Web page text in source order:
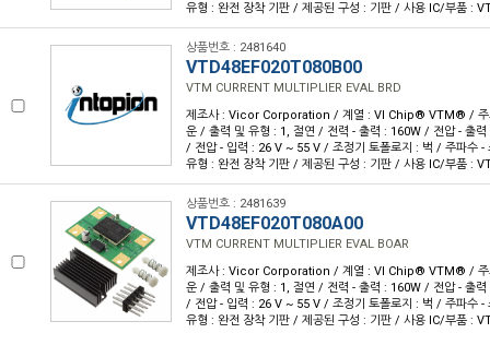
유형 : 완전 장착 기판 / 제공된 구성 : 기판 / 사용 IC/부품 :
상품번호 : 2481640
VTD48EF020T080B00
VTM CURRENT MULTIPLIER EVAL BRD
제조사 : Vicor Corporation / 계열 : VI Chip® VTM® / 주
운 / 출력 및 유형 : 1, 절연 / 전력 - 출력 : 160W / 전압 - 출
/ 전압 - 입력 : 26 V ~ 55 V / 조정기 토폴로지 : 벅 / 주파수
유형 : 완전 장착 기판 / 제공된 구성 : 기판 / 사용 IC/부품 :
상품번호 : 2481639
VTD48EF020T080A00
VTM CURRENT MULTIPLIER EVAL BOAR
제조사 : Vicor Corporation / 계열 : VI Chip® VTM® / 주
운 / 출력 및 유형 : 1, 절연 / 전력 - 출력 : 160W / 전압 - 출
/ 전압 - 입력 : 26 V ~ 55 V / 조정기 토폴로지 : 벅 / 주파수
유형 : 완전 장착 기판 / 제공된 구성 : 기판 / 사용 IC/부품 :